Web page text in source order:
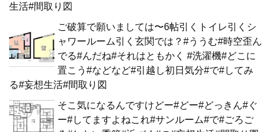
生活#間取り図
ご破算で願いましては〜6帖引くトイレ引くシ
ャワールーム引く玄関では？#ううむ#時空歪ん
でる#んだね#それはともかく #洗濯機#どこに
置こう#などなど#引越し初日気分#で#してみ
る#妄想生活#間取り図
そこ気になるんですけどー#どー#どっきん#ぐ
ー#してますよねこれ#サンルーム#で#ごろご